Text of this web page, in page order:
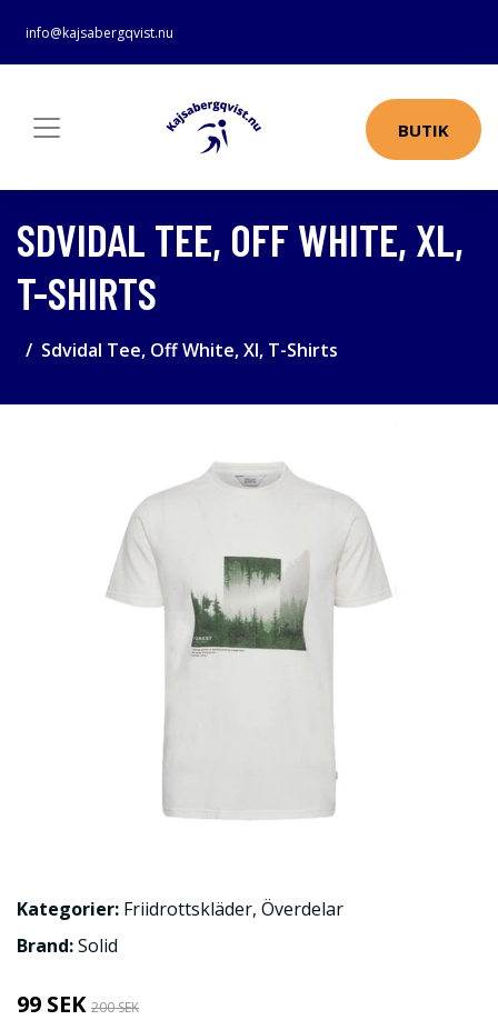
info@kajsabergqvist.nu
BUTIK
SDVIDAL TEE, OFF WHITE, XL,
T-SHIRTS
Sdvidal Tee, Off White, Xl, T-Shirts
Kategorier: Friidrottskläder, Överdelar
Brand:Solid
99 SEK 200 SEK